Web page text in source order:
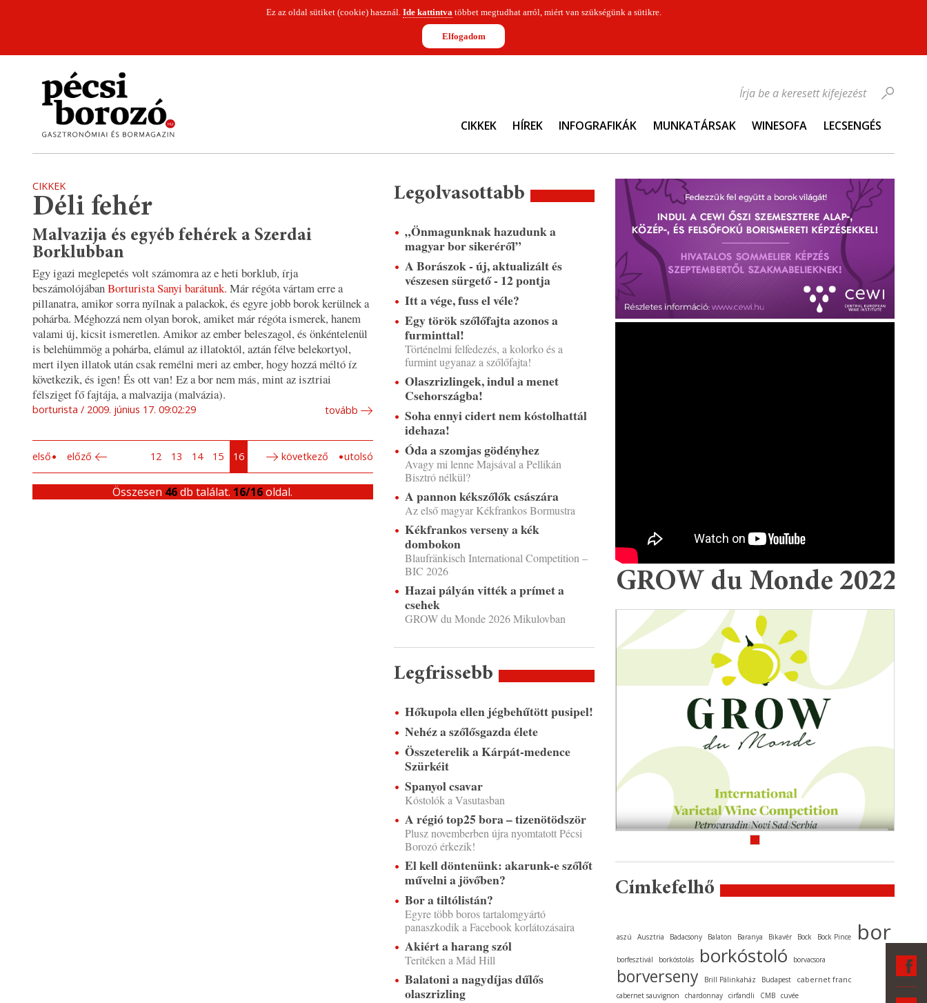
Ez az oldal sütiket (cookie) használ. Ide kattintvatöbbet megtudhat arról, miért van szükségünk a sütikre.
Elfogadom
CIKKEK HÍREK INFOGRAFIKÁK MUNKATÁRSAK WINESOFA LECSENGÉS
Írja be a keresett kifejezést
CIKKEK
Déli fehér
Malvazija és egyéb fehérek a Szerdai
Borklubban
Egy igazi meglepetés volt számomra az e heti borklub, írja
beszámolójábanBorturista Sanyi barátunk. Már régóta vártam erre a
pillanatra, amikor sorra nyílnak a palackok, és egyre jobb borok kerülnek a
pohárba. Méghozzá nem olyan borok, amiket már régóta ismerek, hanem
valami új, kicsit ismeretlen. Amikor az ember beleszagol, és önkéntelenül
is belehümmög a pohárba, elámul az illatoktól, aztán félve belekortyol,
mert ilyen illatok után csak remélni meri az ember, hogy hozzá méltó íz
következik, és igen! És ott van! Ez a bor nem más, mint az isztriai
félsziget fő fajtája, a malvazija (malvázia).
borturista 2009. június 17. 09:02:29 tovább
első előző 12 13 14 15 16 következő utolsó
Összesen 46db találat. 16/16oldal.
Legolvasottabb
„Önmagunknak hazudunk a
magyar bor sikeréről”
A Borászok - új, aktualizált és
vészesen sürgető - 12 pontja
Itt a vége, fuss el véle?
Egy török szőlőfajta azonos a
furminttal!
Történelmi felfedezés, a kolorko és a
furmint ugyanaz a szőlőfajta!
Olaszrizlingek, indul a menet
Csehországba!
Soha ennyi cidert nem kóstolhattál
idehaza!
Óda a szomjas gödényhez
Avagy mi lenne Majsával a Pellikán
Bisztró nélkül?
A pannon kékszőlők császára
Az első magyar Kékfrankos Bormustra
Kékfrankos verseny a kék
dombokon
Blaufränkisch International Competition –
BIC 2026
Hazai pályán vitték a prímet a
csehek
GROW du Monde 2026 Mikulovban
Legfrissebb
Hőkupola ellen jégbehűtött pusipel!
Nehéz a szőlősgazda élete
Összeterelik a Kárpát-medence
Szürkéit
Spanyol csavar
Kóstolók a Vasutasban
A régió top25 bora – tizenötödször
Plusz novemberben újra nyomtatott Pécsi
Borozó érkezik!
El kell döntenünk: akarunk-e szőlőt
művelni a jövőben?
Bor a tiltólistán?
Egyre több boros tartalomgyártó
panaszkodik a Facebook korlátozásaira
Akiért a harang szól
Terítéken a Mád Hill
Balatoni a nagydíjas dűlős
olaszrizling
GROW du Monde 2022
Címkefelhő
aszú Ausztria Badacsony Balaton Baranya Bikavér Bock Bock Pince bor
borfesztivál borkóstolás borkóstoló borvacsora
borverseny Brill Pálinkaház Budapest cabernet franc
cabernet sauvignon chardonnay cirfandli CMB cuvée